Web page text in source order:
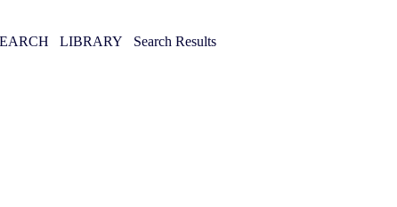
LIBRARY Search Results